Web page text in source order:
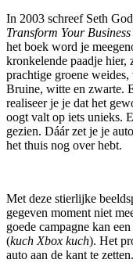
In 2003 schreef Seth
Transform Your
het boek word je
kronkelende paadje hier,
prachtige groene
Bruine, witte en zwarte.
realiseer je je dat het
oogt valt op iets unieks.
gezien. Dáár zet je je
het thuis nog over hebt.
Met deze stierlijke
gegeven moment niet
goede campagne kan
(kuch Xbox kuch). Het
auto aan de kant te